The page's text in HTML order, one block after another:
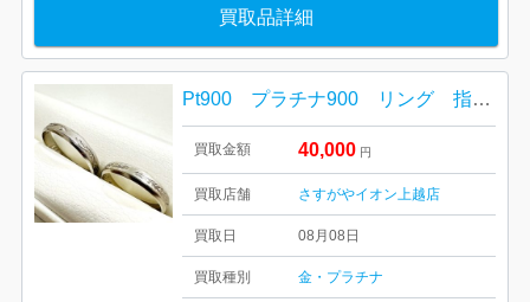
買取品詳細
Pt900 プラチナ900 リング 指輪 アクセサリー
買取金額 40,000 円
買取店舗 さすがやイオン上越店
買取日 08月08日
買取種別 金・プラチナ